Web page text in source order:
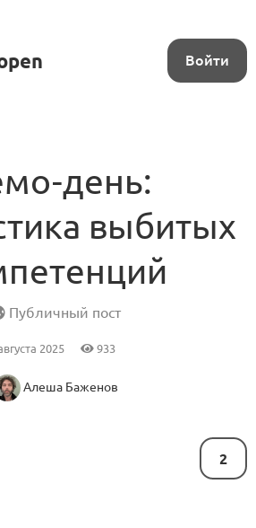
Войти
день:
выбитых
Публичный пост
2025 933
Алеша Баженов
2